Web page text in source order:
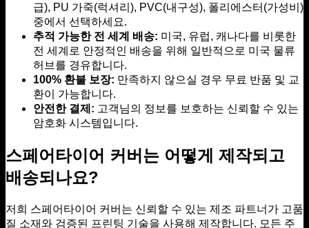
급), PU 가죽(럭셔리), PVC(내구성), 폴리에스터(가성비)
중에서 선택하세요.
추적 가능한 전 세계 배송: 미국, 유럽, 캐나다를 비롯한
전 세계로 안정적인 배송을 위해 일반적으로 미국 물류
허브를 경유합니다.
100% 환불 보장: 만족하지 않으실 경우 무료 반품 및 교
환이 가능합니다.
안전한 결제: 고객님의 정보를 보호하는 신뢰할 수 있는
암호화 시스템입니다.
스페어타이어 커버는 어떻게 제작되고
배송되나요?
저희 스페어타이어 커버는 신뢰할 수 있는 제조 파트너가 고품
질 소재와 검증된 프린팅 기술을 사용해 제작합니다. 모든 주